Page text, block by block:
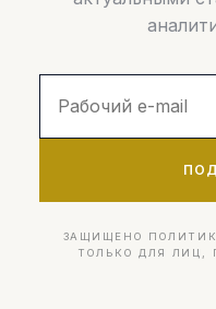
ЗАЩИЩЕНО
ТОЛЬКО ДЛЯ